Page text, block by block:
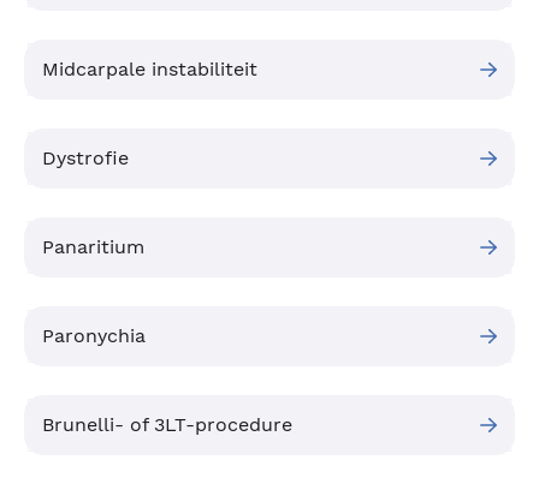
Midcarpale instabiliteit
Dystrofie
Panaritium
Paronychia
Brunelli- of 3LT-procedure